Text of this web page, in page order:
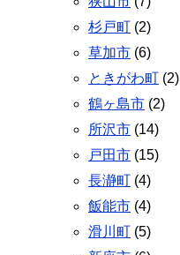
杉戸町
(2)
草加市 (6)
ときがわ町
(2)
鶴ヶ島市 (2)
所沢市 (14)
戸田市 (15)
長瀞町
(4)
飯能市 (4)
滑川町
(5)